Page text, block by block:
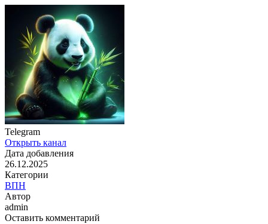
Telegram
Открыть канал
Дата добавления
26.12.2025
Категории
️ВПН
Автор
admin
Оставить комментарий